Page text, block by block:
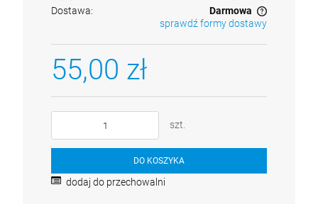
szt. ustników + uchwyt GSM
499,00 zł
szt.
Dostawa:
Darmowa
Cena nie zawiera ewentualnych kosztów płatności
sprawdź formy dostawy
55,00 zł
szt.
DO KOSZYKA
dodaj do przechowalni